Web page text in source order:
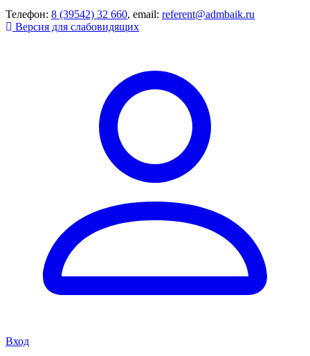
Телефон: 8 (39542) 32 660, email: referent@admbaik.ru
Версия для слабовидящих
Вход